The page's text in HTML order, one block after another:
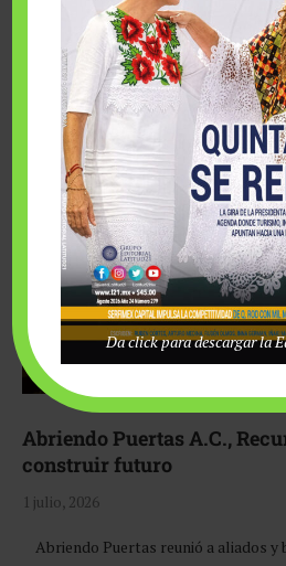
Fairmont Mayakoba y Make-A-
esfuerzos para hacer realidad el
Abriendo Puertas A.C.,
construir futuro
1 julio, 2026
Abriendo Puertas reunió a aliados y
Da click para descargar la